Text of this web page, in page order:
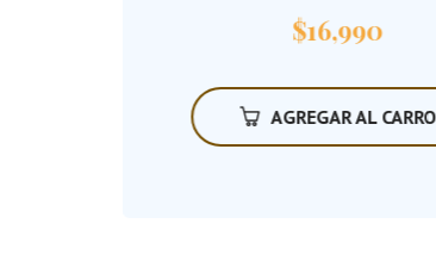
$16,990
AGREGAR AL CARRO